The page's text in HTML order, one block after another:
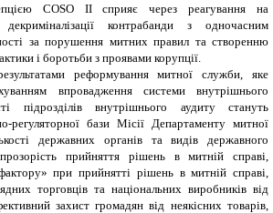
COSO ІІ сприяє через реагування на
декриміналізації контрабанди з одночасним
за порушення митних правил та створенню
і боротьби з проявами корупції.
реформування митної служби, яке
впровадження системи внутрішнього
підрозділів внутрішнього аудиту стануть
регуляторної бази Місії Департаменту митної
державних органів та видів державного
прийняття рішень в митній справі,
при прийнятті рішень в митній справі,
торговців та національних виробників від
захист громадян від неякісних товарів,